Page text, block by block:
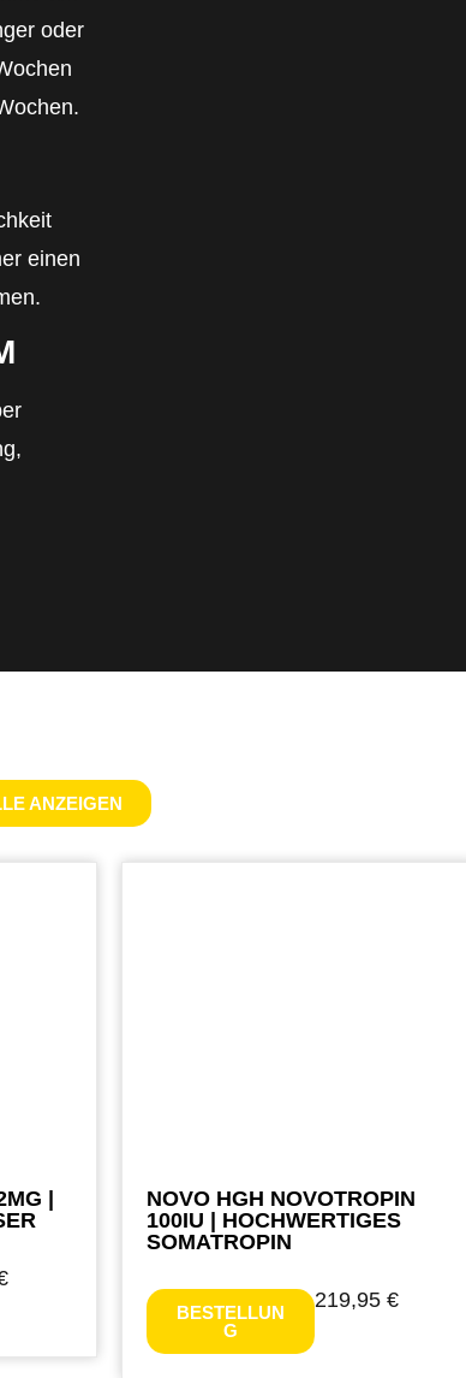
oder
einen
ANZEIGEN
|
NOVO HGH NOVOTROPIN
100IU | HOCHWERTIGES
SOMATROPIN
BESTELLUN
G
219,95€